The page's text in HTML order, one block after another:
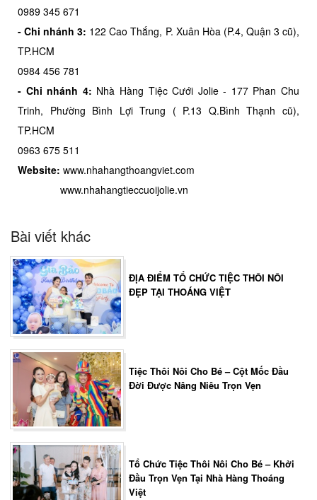
0989 345 671
- Chi nhánh 3: 122 Cao Thắng, P. Xuân Hòa (P.4, Quận 3 cũ),
TP.HCM
0984 456 781
- Chi nhánh 4: Nhà Hàng Tiệc Cưới Jolie - 177 Phan Chu
Trinh, Phường Bình Lợi Trung ( P.13 Q.Bình Thạnh cũ),
TP.HCM
0963 675 511
Website: www.nhahangthoangviet.com
www.nhahangtieccuoijolie.vn
Bài viết khác
ĐỊA ĐIỂM TỔ CHỨC TIỆC THÔI NÔI
ĐẸP TẠI THOÁNG VIỆT
Tiệc Thôi Nôi Cho Bé – Cột Mốc Đầu
Đời Được Nâng Niêu Trọn Vẹn
Tổ Chức Tiệc Thôi Nôi Cho Bé – Khởi
Đầu Trọn Vẹn Tại Nhà Hàng Thoáng
Việt